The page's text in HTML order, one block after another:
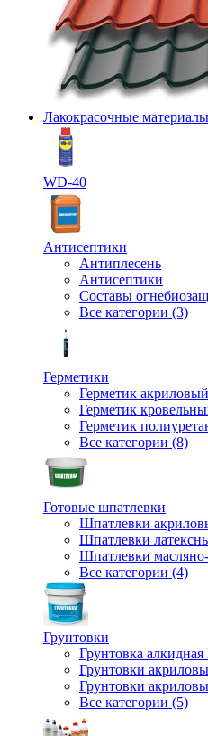
Лакокрасочные материалы
WD-40
Антисептики
Антиплесень
Антисептики
Составы
Все категории (3)
Герметики
Герметик акриловый
Герметик
Герметик
Все категории (8)
Готовые шпатлевки
Шпатлевки
Шпатлевки
Шпатлевки
Все категории (4)
Грунтовки
Грунтовка
Грунтовки
Грунтовки
Все категории (5)